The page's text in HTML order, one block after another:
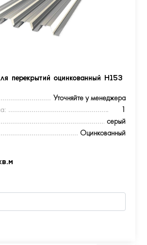
перекрытий оцинкованный Н153
Уточняйте у менеджера
1
серый
Оцинкованный